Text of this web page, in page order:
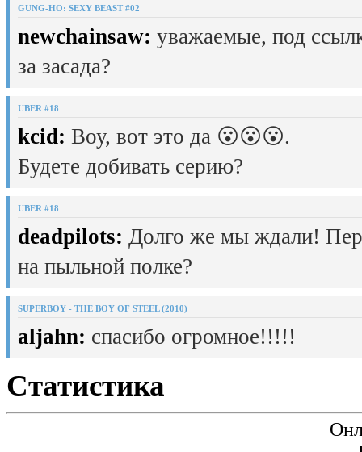
GUNG-HO: SEXY BEAST #02
newchainsaw: уважаемые, под
за засада?
UBER #18
kcid: Воу, вот это да 😮😮😮.
Будете добивать серию?
UBER #18
deadpilots: Долго же мы ждали!
на пыльной полке?
SUPERBOY - THE BOY OF STEEL (2010)
aljahn: спасибо огромное!!!!!
Статистика